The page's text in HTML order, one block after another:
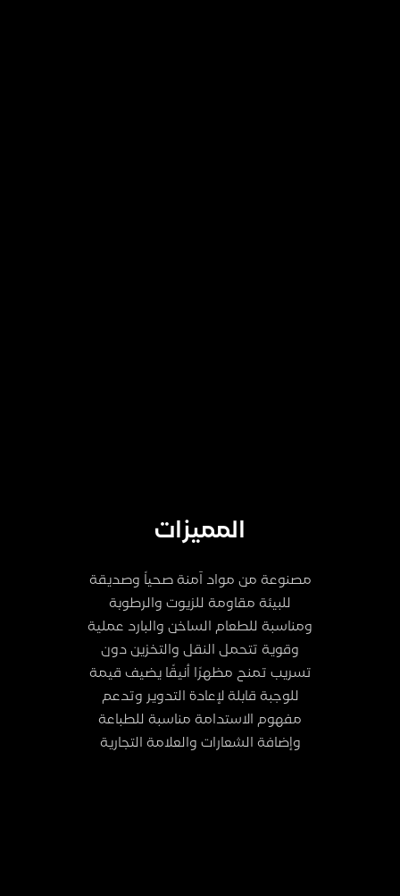
المميزات
مصنوعة من مواد آمنة صحياً وصديقة
للبيئة مقاومة للزيوت والرطوبة
ومناسبة للطعام الساخن والبارد عملية
وقوية تتحمل النقل والتخزين دون
تسريب تمنح مظهرًا أنيقًا يضيف قيمة
للوجبة قابلة لإعادة التدوير وتدعم
مفهوم الاستدامة مناسبة للطباعة
وإضافة الشعارات والعلامة التجارية